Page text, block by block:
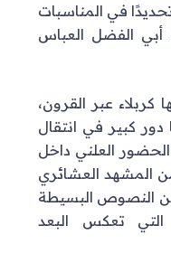
في المناسبات
أبي الفضل العباس
عبر القرون،
دور كبير في انتقال
الحضور العلني داخل
المشهد العشائري
النصوص البسيطة
تعكس البعد